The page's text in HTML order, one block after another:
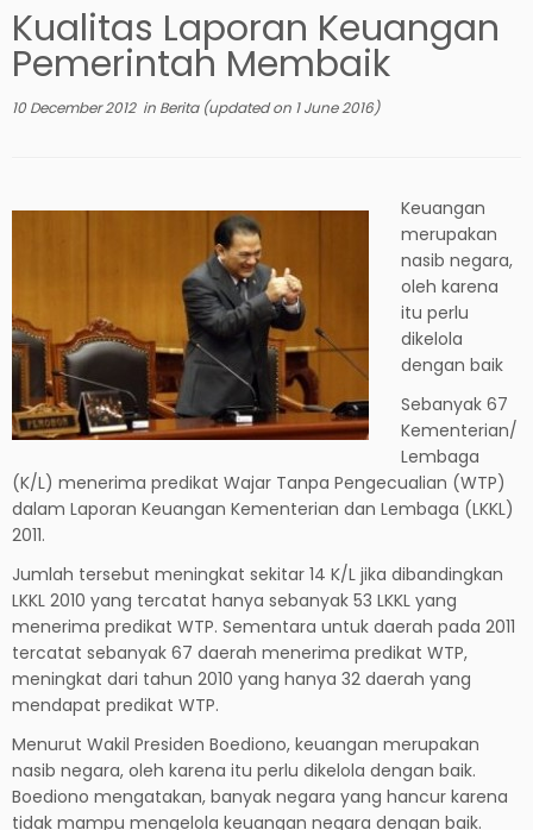
Kualitas Laporan Keuangan
Pemerintah Membaik
10 December 2012in Berita (updated on 1 June 2016)
Keuangan
merupakan
nasib negara,
oleh karena
itu perlu
dikelola
dengan baik
Sebanyak 67
Kementerian/
Lembaga
(K/L) menerima predikat Wajar Tanpa Pengecualian (WTP)
dalam Laporan Keuangan Kementerian dan Lembaga (LKKL)
2011.
Jumlah tersebut meningkat sekitar 14 K/L jika dibandingkan
LKKL 2010 yang tercatat hanya sebanyak 53 LKKL yang
menerima predikat WTP. Sementara untuk daerah pada 2011
tercatat sebanyak 67 daerah menerima predikat WTP,
meningkat dari tahun 2010 yang hanya 32 daerah yang
mendapat predikat WTP.
Menurut Wakil Presiden Boediono, keuangan merupakan
nasib negara, oleh karena itu perlu dikelola dengan baik.
Boediono mengatakan, banyak negara yang hancur karena
tidak mampu mengelola keuangan negara dengan baik.